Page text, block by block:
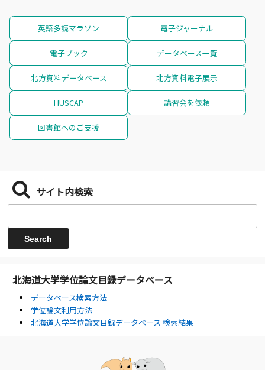
英語多読マラソン 電子ジャーナル
電子ブック データベース一覧
北方資料データベース 北方資料電子展示
HUSCAP 講習会を依頼
図書館へのご支援
サイト内検索
北海道大学学位論文目録データベース
データベース検索方法
学位論文利用方法
北海道大学学位論文目録データベース 検索結果